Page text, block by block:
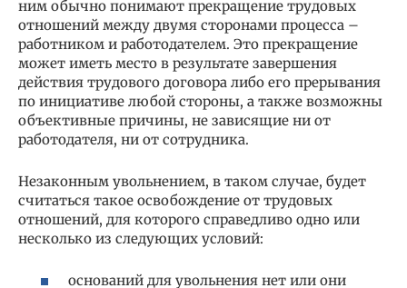
ним обычно понимают прекращение трудовых
отношений между двумя сторонами процесса –
работником и работодателем. Это прекращение
может иметь место в результате завершения
действия трудового договора либо его прерывания
по инициативе любой стороны, а также возможны
объективные причины, не зависящие ни от
работодателя, ни от сотрудника.
Незаконным увольнением, в таком случае, будет
считаться такое освобождение от трудовых
отношений, для которого справедливо одно или
несколько из следующих условий:
оснований для увольнения нет или они